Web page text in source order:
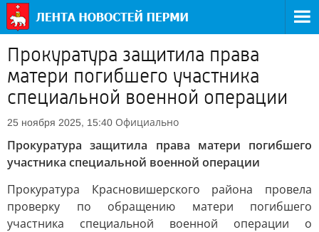
Прокуратура защитила права
матери погибшего участника
специальной военной операции
25 ноября 2025, 15:40 Официально
Прокуратура защитила права матери погибшего
участника специальной военной операции
Прокуратура Красновишерского района провела
проверку по обращению матери погибшего
участника специальной военной операции о